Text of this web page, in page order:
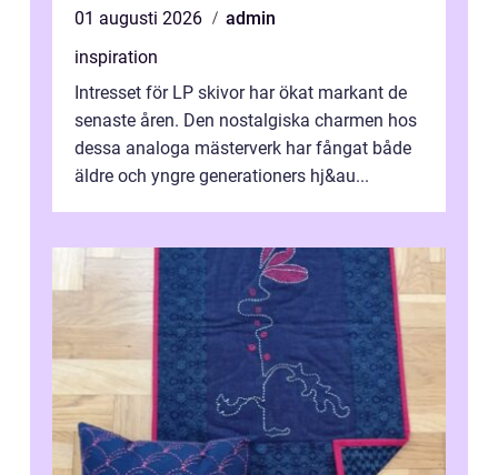
01 augusti 2026
admin
inspiration
Intresset för LP skivor har ökat markant de
senaste åren. Den nostalgiska charmen hos
dessa analoga mästerverk har fångat både
äldre och yngre generationers hj&au...